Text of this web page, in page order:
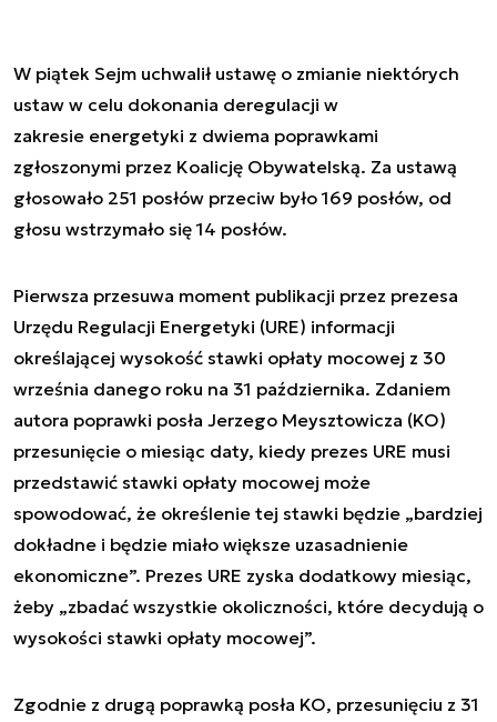
W piątek Sejm uchwalił ustawę o zmianie niektórych
ustaw w celu dokonania deregulacji w
zakresie energetyki z dwiema poprawkami
zgłoszonymi przez Koalicję Obywatelską. Za ustawą
głosowało 251 posłów przeciw było 169 posłów, od
głosu wstrzymało się 14 posłów.
Pierwsza przesuwa moment publikacji przez prezesa
Urzędu Regulacji Energetyki (URE) informacji
określającej wysokość stawki opłaty mocowej z 30
września danego roku na 31 października. Zdaniem
autora poprawki posła Jerzego Meysztowicza (KO)
przesunięcie o miesiąc daty, kiedy prezes URE musi
przedstawić stawki opłaty mocowej może
spowodować, że określenie tej stawki będzie „bardziej
dokładne i będzie miało większe uzasadnienie
ekonomiczne”. Prezes URE zyska dodatkowy miesiąc,
żeby „zbadać wszystkie okoliczności, które decydują o
wysokości stawki opłaty mocowej”.
Zgodnie z drugą poprawką posła KO, przesunięciu z 31